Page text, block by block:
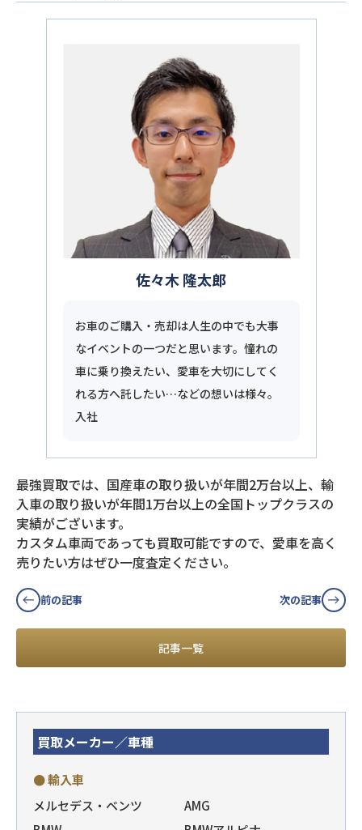
佐々木 隆太郎
お車のご購入・売却は人生の中でも大事
なイベントの一つだと思います。憧れの
車に乗り換えたい、愛車を大切にしてく
れる方へ託したい…などの想いは様々。
入社
最強買取では、国産車の取り扱いが年間2万台以上、輸
入車の取り扱いが年間1万台以上の全国トップクラスの
実績がございます。
カスタム車両であっても買取可能ですので、愛車を高く
売りたい方はぜひ一度査定ください。
前の記事
記事一覧
次の記事
買取メーカー／車種
● 輸入車
メルセデス・ベンツ
AMG